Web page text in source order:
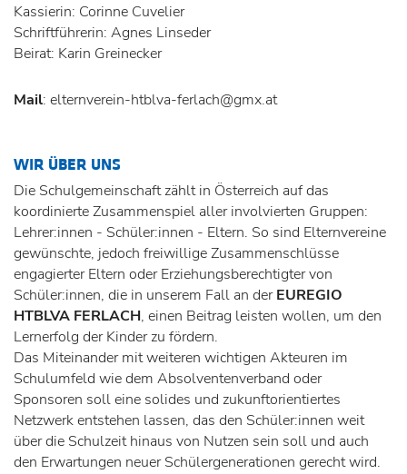
Kassierin: Corinne Cuvelier
Schriftführerin: Agnes Linseder
Beirat: Karin Greinecker
Mail: elternverein-htblva-ferlach@gmx.at
WIR ÜBER UNS
Die Schulgemeinschaft zählt in Österreich auf das
koordinierte Zusammenspiel aller involvierten Gruppen:
Lehrer:innen - Schüler:innen - Eltern. So sind Elternvereine
gewünschte, jedoch freiwillige Zusammenschlüsse
engagierter Eltern oder Erziehungsberechtigter von
Schüler:innen, die in unserem Fall an derEUREGIO
HTBLVA FERLACH, einen Beitrag leisten wollen, um den
Lernerfolg der Kinder zu fördern.
Das Miteinander mit weiteren wichtigen Akteuren im
Schulumfeld wie dem Absolventenverband oder
Sponsoren soll eine solides und zukunftorientiertes
Netzwerk entstehen lassen, das den Schüler:innen weit
über die Schulzeit hinaus von Nutzen sein soll und auch
den Erwartungen neuer Schülergenerationen gerecht wird.